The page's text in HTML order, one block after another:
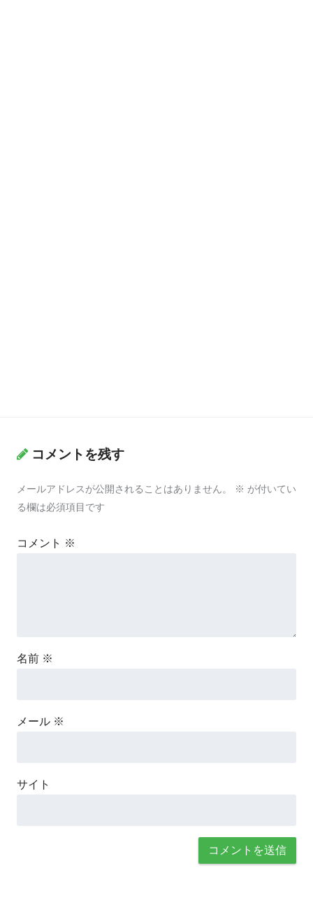
コメントを残す
メールアドレスが公開されることはありません。 ※ が付いてい
る欄は必須項目です
コメント ※
名前 ※
メール ※
サイト